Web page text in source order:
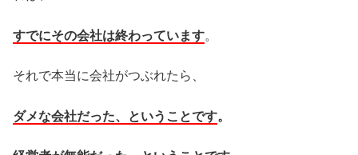
すでにその会社は終わっています。
それで本当に会社がつぶれたら、
ダメな会社だった、ということです。